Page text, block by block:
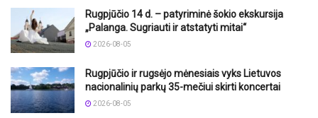
Rugpjūčio 14 d. – patyriminė šokio ekskursija
„Palanga. Sugriauti ir atstatyti mitai“
2026-08-05
Rugpjūčio ir rugsėjo mėnesiais vyks Lietuvos
nacionalinių parkų 35-mečiui skirti koncertai
2026-08-05